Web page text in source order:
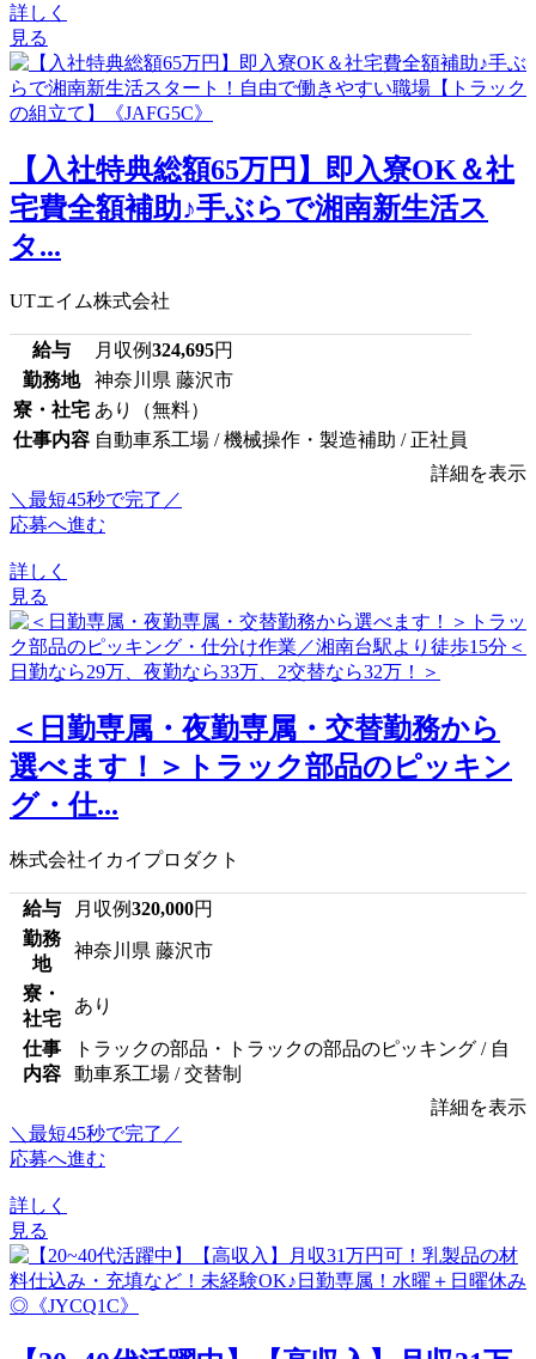
詳しく
見る
【入社特典総額65万円】即入寮OK＆社
宅費全額補助♪手ぶらで湘南新生活ス
タ...
UTエイム株式会社
給与 月収例324,695円
勤務地
神奈川県 藤沢市
寮・社宅 あり（無料）
仕事内容 自動車系工場 / 機械操作・製造補助 / 正社員
詳細を表示
＼最短45秒で完了／
応募へ進む
詳しく
見る
＜日勤専属・夜勤専属・交替勤務から
選べます！＞トラック部品のピッキン
グ・仕...
株式会社イカイプロダクト
給与 月収例320,000円
勤務
地
神奈川県 藤沢市
寮・
社宅
あり
仕事
内容
トラックの部品・トラックの部品のピッキング / 自
動車系工場 / 交替制
詳細を表示
＼最短45秒で完了／
応募へ進む
詳しく
見る